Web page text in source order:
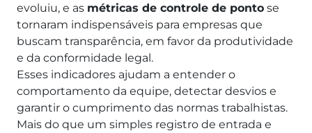
evoluiu, e as métricas de controle de ponto se
tornaram indispensáveis para empresas que
buscam transparência, em favor da produtividade
e da conformidade legal.
Esses indicadores ajudam a entender o
comportamento da equipe, detectar desvios e
garantir o cumprimento das normas trabalhistas.
Mais do que um simples registro de entrada e